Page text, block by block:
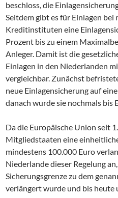
beschloss, die
Seitdem gibt es für Einlagen bei
Kreditinstituten eine
Prozent bis zu einem
Anleger. Damit ist die
Einlagen in den Niederlanden
vergleichbar. Zunächst
neue Einlagensicherung auf
danach wurde sie nochmals bis
Da die Europäische Union seit
Mitgliedstaaten eine
mindestens 100.000 Euro
Niederlande dieser Regelung
Sicherungsgrenze zu dem
verlängert wurde und bis